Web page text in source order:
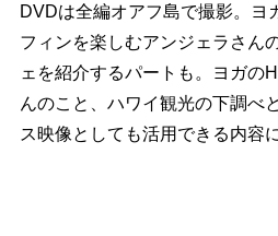
DVDは全編オアフ島で撮影。ヨ
フィンを楽しむアンジェラさん
ェを紹介するパートも。ヨガの
んのこと、ハワイ観光の下調べ
ス映像としても活用できる内容